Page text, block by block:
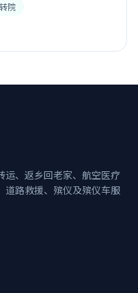
院
运、返乡回老家、航空医疗
道路救援、殡仪及殡仪车服